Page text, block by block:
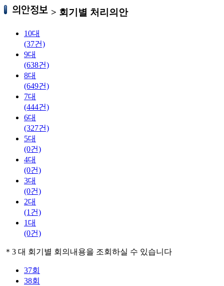
> 회기별 처리의안
10대
(37건)
9대
(638건)
8대
(649건)
7대
(444건)
6대
(327건)
5대
(0건)
4대
(0건)
3대
(0건)
2대
(1건)
1대
(0건)
＊ 3 대 회기별 회의내용을 조회하실 수 있습니다
37회
38회